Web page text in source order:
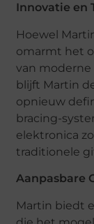
Innovatie en
Hoewel
omarmt het
van
blijft Martin
opnieuw
bracing-
elektronica
traditionele
Aanpasbare
Martin biedt